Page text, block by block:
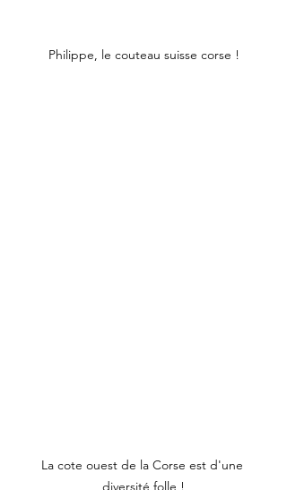
Philippe, le couteau suisse corse !
La cote ouest de la Corse est d'une
diversité folle !